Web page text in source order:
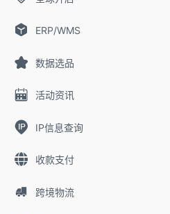
ERP/WMS
数据选品
活动资讯
IP信息查询
收款支付
跨境物流